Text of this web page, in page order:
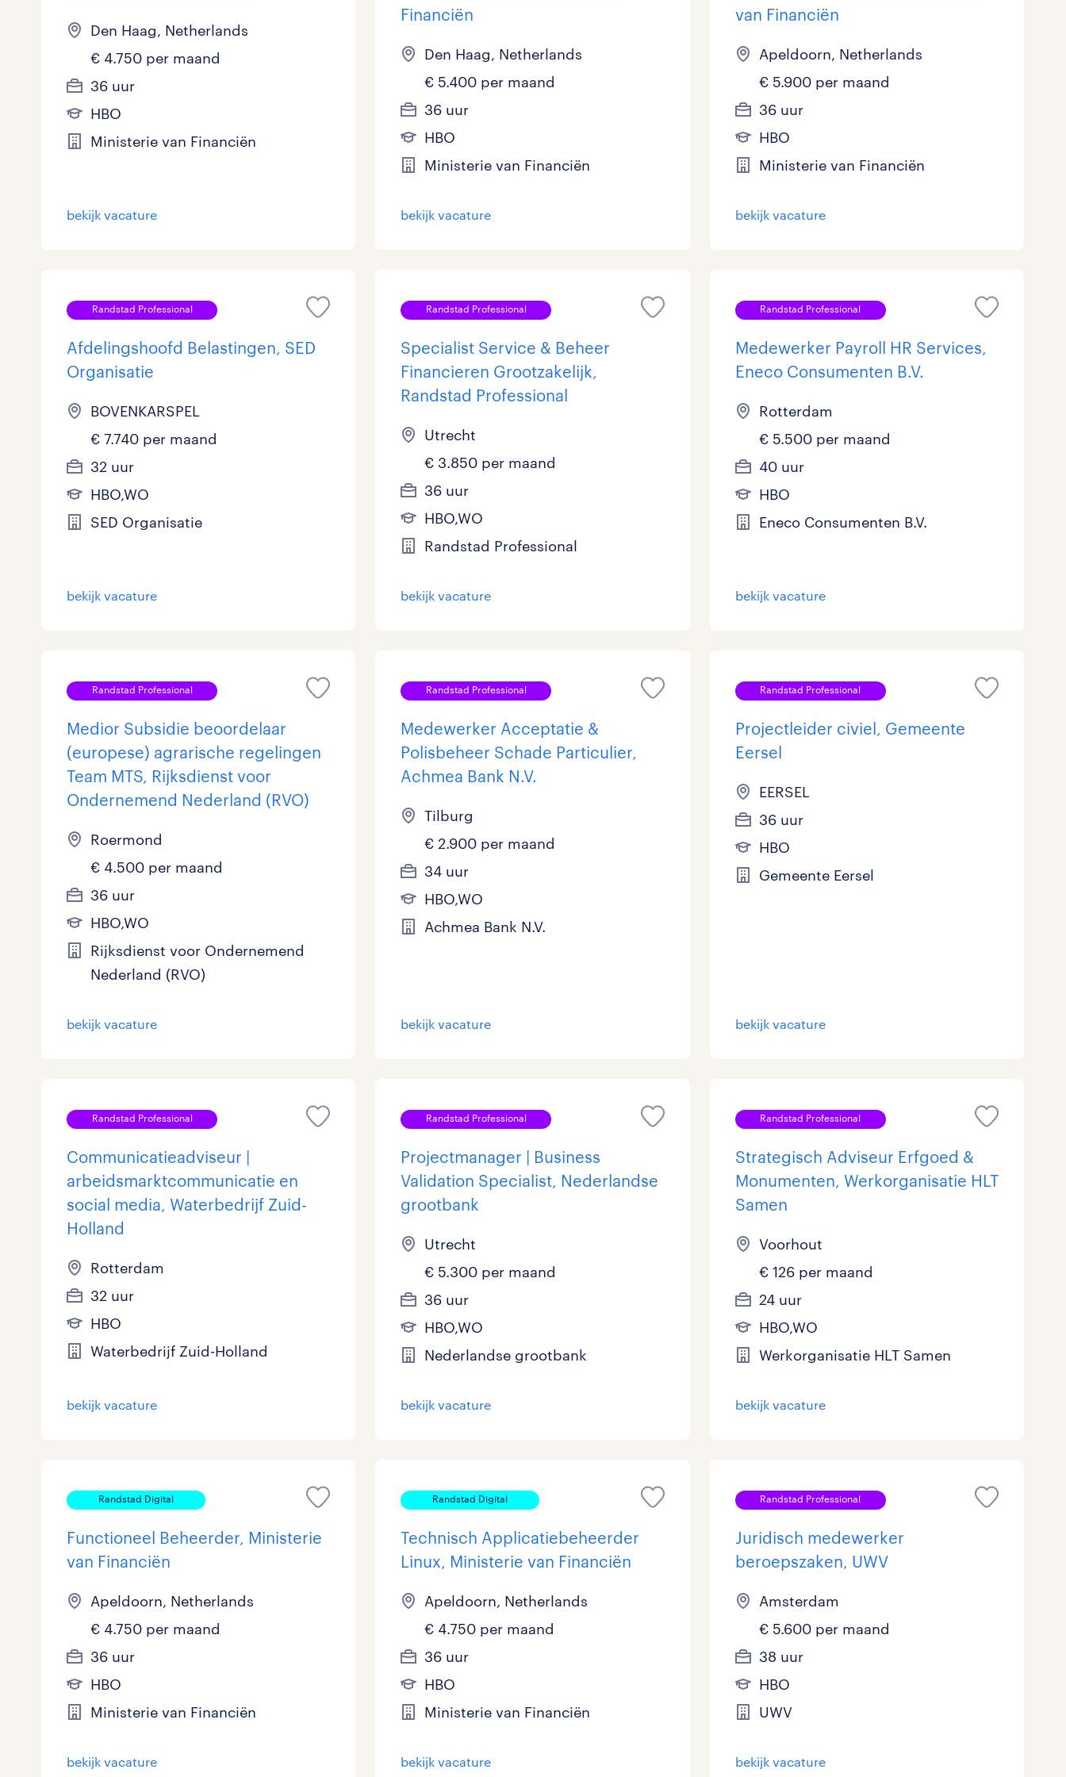
Den Haag, Netherlands
€ 4.750 per maand
36 uur
HBO
Ministerie van Financiën
bekijk vacature
Financiën
Den Haag, Netherlands
€ 5.400 per maand
36 uur
HBO
Ministerie van Financiën
bekijk vacature
van Financiën
Apeldoorn, Netherlands
€ 5.900 per maand
36 uur
HBO
Ministerie van Financiën
bekijk vacature
Randstad Professional
Afdelingshoofd Belastingen, SED
Organisatie
BOVENKARSPEL
€ 7.740 per maand
32 uur
HBO,WO
SED Organisatie
bekijk vacature
Randstad Professional
Specialist Service & Beheer
Financieren Grootzakelijk,
Randstad Professional
Utrecht
€ 3.850 per maand
36 uur
HBO,WO
Randstad Professional
bekijk vacature
Randstad Professional
Medewerker Payroll HR Services,
Eneco Consumenten B.V.
Rotterdam
€ 5.500 per maand
40 uur
HBO
Eneco Consumenten B.V.
bekijk vacature
Randstad Professional
Medior Subsidie beoordelaar
(europese) agrarische regelingen
Team MTS, Rijksdienst voor
Ondernemend Nederland (RVO)
Roermond
€ 4.500 per maand
36 uur
HBO,WO
Rijksdienst voor Ondernemend
Nederland (RVO)
bekijk vacature
Randstad Professional
Medewerker Acceptatie &
Polisbeheer Schade Particulier,
Achmea Bank N.V.
Tilburg
€ 2.900 per maand
34 uur
HBO,WO
Achmea Bank N.V.
bekijk vacature
Randstad Professional
Projectleider civiel, Gemeente
Eersel
EERSEL
36 uur
HBO
Gemeente Eersel
bekijk vacature
Randstad Professional
Communicatieadviseur |
arbeidsmarktcommunicatie en
social media, Waterbedrijf Zuid-
Holland
Rotterdam
32 uur
HBO
Waterbedrijf Zuid-Holland
bekijk vacature
Randstad Professional
Projectmanager | Business
Validation Specialist, Nederlandse
grootbank
Utrecht
€ 5.300 per maand
36 uur
HBO,WO
Nederlandse grootbank
bekijk vacature
Randstad Professional
Strategisch Adviseur Erfgoed &
Monumenten, Werkorganisatie HLT
Samen
Voorhout
€ 126 per maand
24 uur
HBO,WO
Werkorganisatie HLT Samen
bekijk vacature
Randstad Digital
Functioneel Beheerder, Ministerie
van Financiën
Apeldoorn, Netherlands
€ 4.750 per maand
36 uur
HBO
Ministerie van Financiën
bekijk vacature
Randstad Digital
Technisch Applicatiebeheerder
Linux, Ministerie van Financiën
Apeldoorn, Netherlands
€ 4.750 per maand
36 uur
HBO
Ministerie van Financiën
bekijk vacature
Randstad Professional
Juridisch medewerker
beroepszaken, UWV
Amsterdam
€ 5.600 per maand
38 uur
HBO
UWV
bekijk vacature